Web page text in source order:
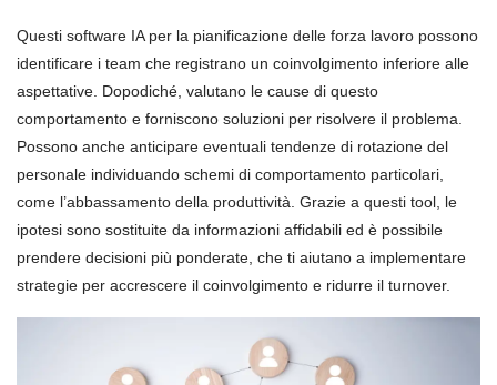
Questi software IA per la pianificazione delle forza lavoro possono
identificare i team che registrano un coinvolgimento inferiore alle
aspettative. Dopodiché, valutano le cause di questo
comportamento e forniscono soluzioni per risolvere il problema.
Possono anche anticipare eventuali tendenze di rotazione del
personale individuando schemi di comportamento particolari,
come l’abbassamento della produttività. Grazie a questi tool, le
ipotesi sono sostituite da informazioni affidabili ed è possibile
prendere decisioni più ponderate, che ti aiutano a implementare
strategie per accrescere il coinvolgimento e ridurre il turnover.